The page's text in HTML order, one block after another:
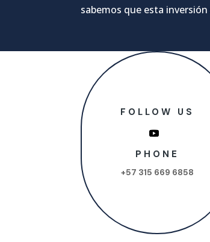
sabemos que esta
FOLLOW US
PHONE
+57 315 669 6858